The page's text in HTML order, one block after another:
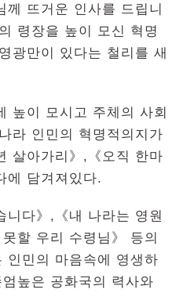
께 뜨거운 인사를 드립니
령장을 높이 모신 혁명
광만이 있다는 철리를 새
높이 모시고 주체의 사회
라 인민의 혁명적의지가
살아가리》,《오직 한마
에 담겨져있다.
니다》,《내 나라는 영원
할 우리 수령님》 등의
인민의 마음속에 영생하
높은 공화국의 력사와